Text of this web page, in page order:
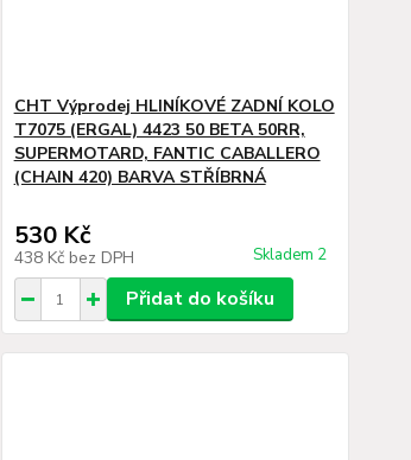
CHT Výprodej HLINÍKOVÉ ZADNÍ KOLO
T7075 (ERGAL) 4423 50 BETA 50RR,
SUPERMOTARD, FANTIC CABALLERO
(CHAIN 420) BARVA STŘÍBRNÁ
530 Kč
438 Kč bez DPH Skladem 2
Přidat do košíku